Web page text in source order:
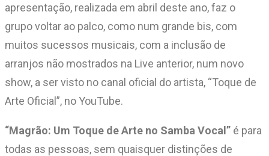
apresentação, realizada em abril deste ano, faz o
grupo voltar ao palco, como num grande bis, com
muitos sucessos musicais, com a inclusão de
arranjos não mostrados na Live anterior, num novo
show, a ser visto no canal oficial do artista, “Toque de
Arte Oficial”, no YouTube.
“Magrão: Um Toque de Arte no Samba Vocal” é para
todas as pessoas, sem quaisquer distinções de